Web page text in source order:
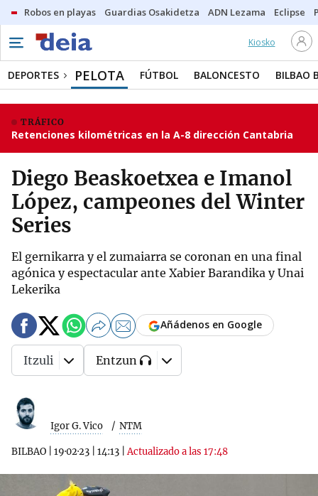
Robos en playas Guardias Osakidetza ADN Lezama Eclipse
Kiosko
DEPORTES PELOTA FÚTBOL BALONCESTO BILBAO
TRÁFICO
Retenciones kilométricas en la A-8 dirección Cantabria
Diego Beaskoetxea e Imanol
López, campeones del Winter
Series
El gernikarra y el zumaiarra se coronan en una final
agónica y espectacular ante Xabier Barandika y Unai
Lekerika
Igor G. Vico NTM
BILBAO 19·02·23 14:13 |Actualizado a las 17:48
Añádenos en Google
Itzuli Entzun